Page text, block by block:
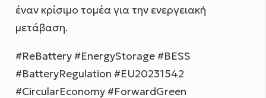
έναν κρίσιμο τομέα για την ενεργειακή
μετάβαση.
#ReBattery #EnergyStorage #BESS
#BatteryRegulation #EU20231542
#CircularEconomy #ForwardGreen